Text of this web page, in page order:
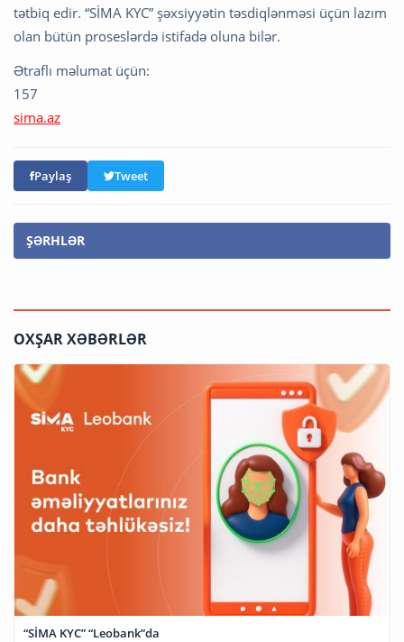
tətbiq edir. “SİMA KYC” şəxsiyyətin təsdiqlənməsi üçün lazım
olan bütün proseslərdə istifadə oluna bilər.
Ətraflı məlumat üçün:
157
sima.az
Paylaş Tweet
ŞƏRHLƏR
OXŞAR XƏBƏRLƏR
“SİMA KYC” “Leobank”da